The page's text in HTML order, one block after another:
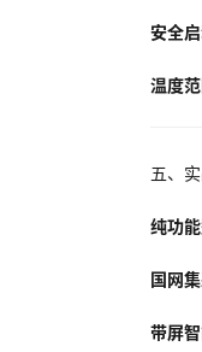
安全
温度
五、
纯功
国网
带屏